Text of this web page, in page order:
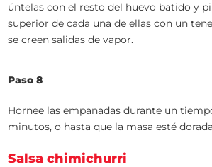
úntelas con el resto del huevo batido y
superior de cada una de ellas con un
se creen salidas de vapor.
Paso 8
Hornee las empanadas durante un
minutos, o hasta que la masa esté
Salsa chimichurri